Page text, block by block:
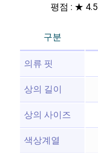
평점 : ★
구분
의류 핏
상의 길이
상의 사이즈
색상계열